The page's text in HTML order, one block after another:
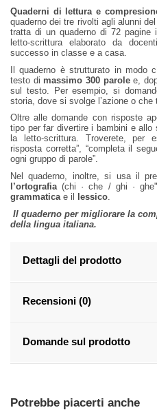
Quaderni di lettura e
quaderno dei tre rivolti agli alunni
tratta di un quaderno di 72
letto-scrittura elaborato da
successo in classe e a casa.
Il quaderno è strutturato in modo
testo di massimo 300 parolee,
sul testo. Per esempio, si
storia, dove si svolge l’azione o
Oltre alle domande con risposte
tipo per far divertire i bambini e allo
la letto-scrittura. Troverete, per
risposta corretta”, “completa il
ogni gruppo di parole”.
Nel quaderno, inoltre, si usa il
l’ortografia(chi · che / ghi ·
grammaticae il lessico.
Il quaderno per migliorare la
della lingua italiana.
Dettagli del prodotto
Recensioni (0)
Domande sul prodotto
Potrebbe piacerti anche